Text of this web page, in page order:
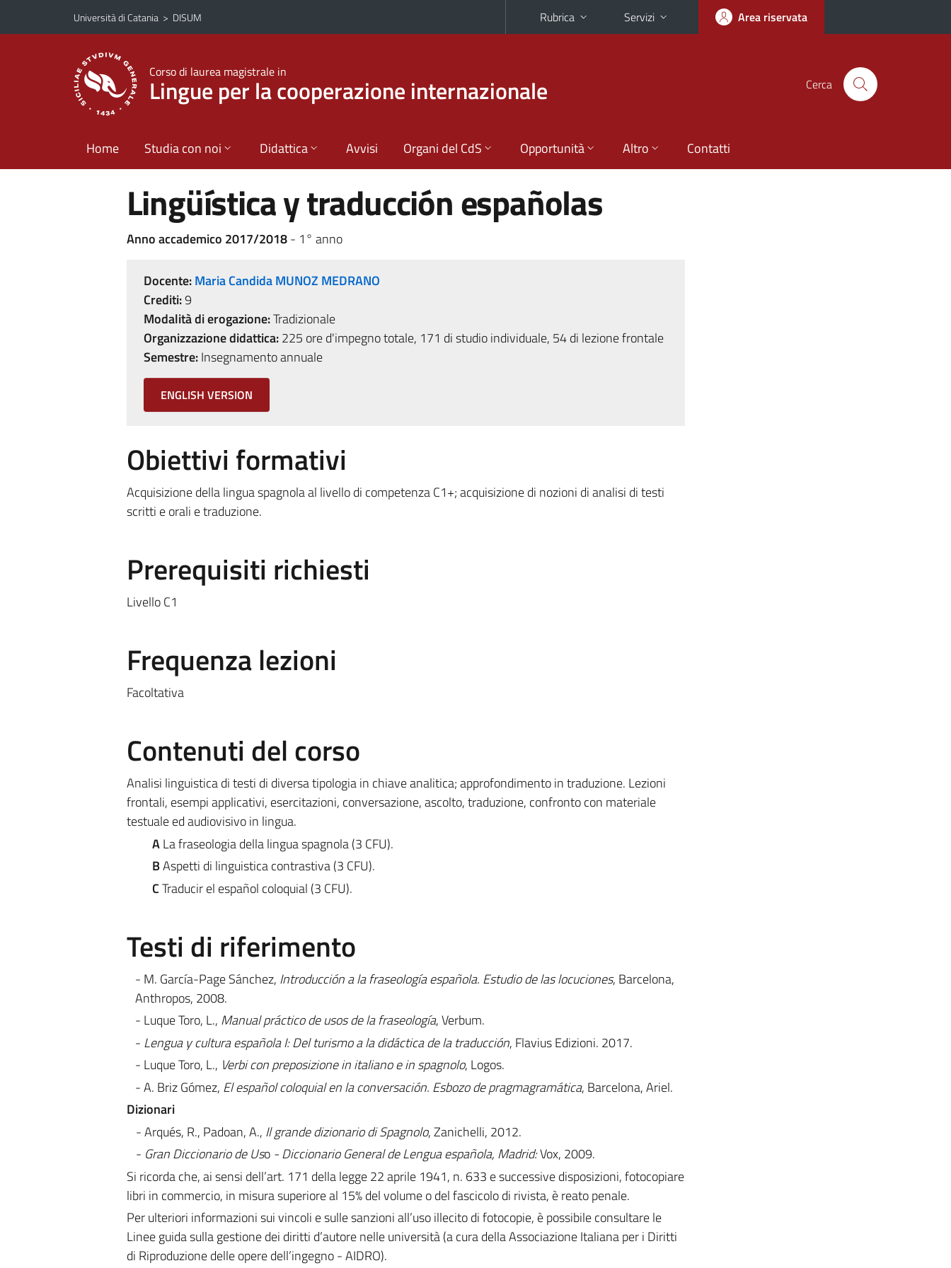
Vai al contenuto principale
Vai al menu di navigazione
Università di Catania > DISUM Rubrica Servizi Area riservata
Corso di laurea magistrale in
Lingue per la cooperazione internazionale Cerca
Home Studia con noi Didattica Avvisi Organi del CdS Opportunità Altro Contatti
Lingüística y traducción españolas
Anno accademico 2017/2018- 1° anno
Docente:Maria Candida MUNOZ MEDRANO
Crediti:9
Modalità di erogazione:Tradizionale
Organizzazione didattica:225 ore d'impegno totale, 171 di studio individuale, 54 di lezione frontale
Semestre:Insegnamento annuale
ENGLISH VERSION
Obiettivi formativi
Acquisizione della lingua spagnola al livello di competenza C1+; acquisizione di nozioni di analisi di testi
scritti e orali e traduzione.
Prerequisiti richiesti
Livello C1
Frequenza lezioni
Facoltativa
Contenuti del corso
Analisi linguistica di testi di diversa tipologia in chiave analitica; approfondimento in traduzione. Lezioni
frontali, esempi applicativi, esercitazioni, conversazione, ascolto, traduzione, confronto con materiale
testuale ed audiovisivo in lingua.
ALa fraseologia della lingua spagnola (3 CFU).
BAspetti di linguistica contrastiva (3 CFU).
CTraducir el español coloquial (3 CFU).
Testi di riferimento
- M. García-Page Sánchez, Introducción a la fraseología española. Estudio de las locuciones, Barcelona,
Anthropos, 2008.
- Luque Toro, L., Manual práctico de usos de la fraseología, Verbum.
- Lengua y cultura española I: Del turismo a la didáctica de la traducción, Flavius Edizioni. 2017.
- Luque Toro, L., Verbi con preposizione in italiano e in spagnolo, Logos.
- A. Briz Gómez, El español coloquial en la conversación. Esbozo de pragmagramática, Barcelona, Ariel.
Dizionari
- Arqués, R., Padoan, A., Il grande dizionario di Spagnolo, Zanichelli, 2012.
- GranDiccionario de Uso - Diccionario General de Lengua española, Madrid:Vox, 2009.
Si ricorda che, ai sensi dell’art. 171 della legge 22 aprile 1941, n. 633 e successive disposizioni, fotocopiare
libri in commercio, in misura superiore al 15% del volume o del fascicolo di rivista, è reato penale.
Per ulteriori informazioni sui vincoli e sulle sanzioni all’uso illecito di fotocopie, è possibile consultare le
Linee guida sulla gestione dei diritti d’autore nelle università (a cura della Associazione Italiana per i Diritti
di Riproduzione delle opere dell’ingegno - AIDRO).